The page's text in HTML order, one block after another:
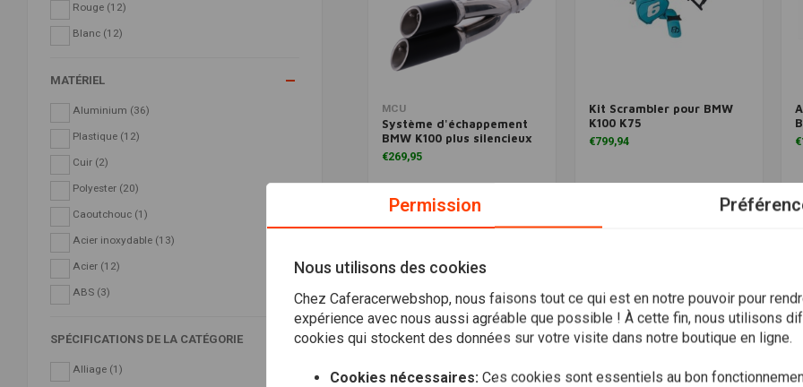
Rouge (12)
Blanc (12)
MATÉRIEL
Aluminium (36)
Plastique (12)
Cuir (2)
Polyester (20)
Caoutchouc (1)
Acier inoxydable (13)
Acier (12)
ABS (3)
SPÉCIFICATIONS DE LA CATÉGORIE
Alliage (1)
MCU
Système d'échappement
BMW K100 plus silencieux
€269,95
souhaits
Ajouter au panier
Kit Scrambler pour BMW
K100 K75
€799,94
Permission
Nous utilisons des cookies
Chez Caferacerwebshop, nous faisons tout ce qui est en notre pouvoir pour
expérience avec nous aussi agréable que possible ! À cette fin, nous utilisons
cookies qui stockent des données sur votre visite dans notre boutique en ligne.
Cookies nécessaires: Ces cookies sont essentiels au bon